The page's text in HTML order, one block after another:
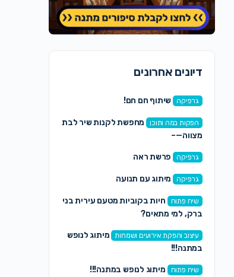
דיונים אחרונים
גרפיקה שיתוף חם חם!
הפקות במה ותוכן
מחפשת לקנות שיר לבת
מצווה—–
גרפיקה פרשת ראה
גרפיקה מיתוג עם תנועה
שיח פתוח
חיות בקוביות מטעם עירית בני
ברק, למי מתאים?
עיצוב והפקת אירועים ושמחות
מיתוג לנופש
במתנה!!!
שיח פתוח מיתוג לנופש במתנה!!!